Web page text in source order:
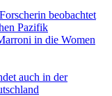
beobachtet
Pazifik
in die Women
auch in der